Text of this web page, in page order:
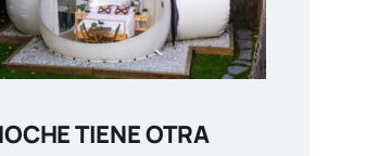
TIENE OTRA